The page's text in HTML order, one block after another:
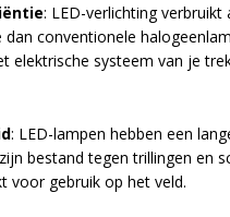
: LED-verlichting verbruikt
dan conventionele
elektrische systeem van je
: LED-lampen hebben een
bestand tegen trillingen en
voor gebruik op het veld.